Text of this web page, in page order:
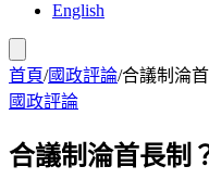
English
首頁/國政評論/合議制淪
國政評論
合議制淪首長制